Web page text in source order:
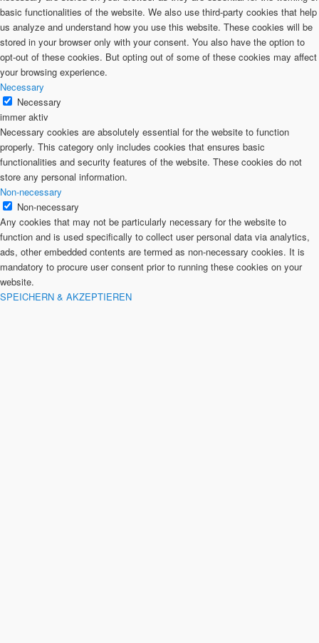
basic functionalities of the website. We also use third-party cookies that help
us analyze and understand how you use this website. These cookies will be
stored in your browser only with your consent. You also have the option to
opt-out of these cookies. But opting out of some of these cookies may affect
your browsing experience.
Necessary
Necessary
immer aktiv
Necessary cookies are absolutely essential for the website to function
properly. This category only includes cookies that ensures basic
functionalities and security features of the website. These cookies do not
store any personal information.
Non-necessary
Non-necessary
Any cookies that may not be particularly necessary for the website to
function and is used specifically to collect user personal data via analytics,
ads, other embedded contents are termed as non-necessary cookies. It is
mandatory to procure user consent prior to running these cookies on your
website.
SPEICHERN & AKZEPTIEREN